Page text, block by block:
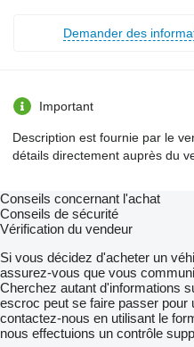
Demander des
Important
Description est fournie par le
détails directement auprès du
Conseils concernant l'achat
Conseils de sécurité
Vérification du vendeur
Si vous décidez d'acheter un
assurez-vous que vous
Cherchez autant d'informations
escroc peut se faire passer pour
contactez-nous en utilisant le
nous effectuions un contrôle